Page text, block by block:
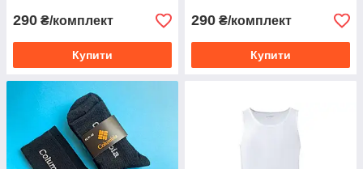
290 ₴/комплект
Купити
290 ₴/комплект
Купити